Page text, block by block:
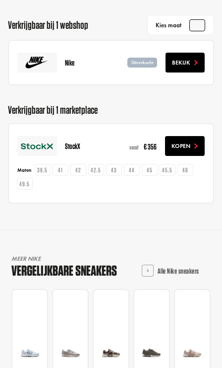
Verkrijgbaar bij 1 webshop Kies maat
Nike Uitverkocht BEKIJK
Verkrijgbaar bij 1 marketplace
StockX vanaf € 356 KOPEN
Maten 38.5 41 42 42.5 43 44 45 45.5
46
49.5
MEER NIKE
VERGELIJKBARE SNEAKERS Alle Nike sneakers